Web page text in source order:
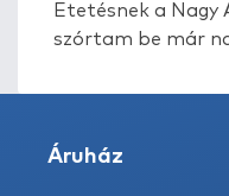
Etetésnek a
szórtam be már
Áruház